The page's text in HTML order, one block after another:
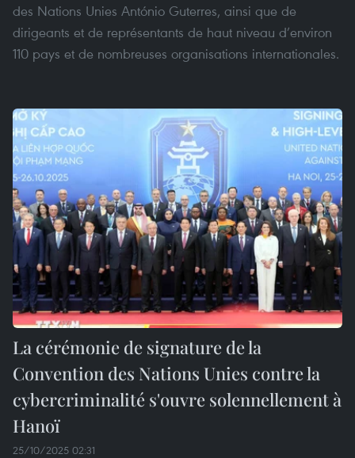
des Nations Unies António Guterres, ainsi que de
dirigeants et de représentants de haut niveau d’environ
110 pays et de nombreuses organisations internationales.
La cérémonie de signature de la
Convention des Nations Unies contre la
cybercriminalité s'ouvre solennellement à
Hanoï
25/10/2025 02:31